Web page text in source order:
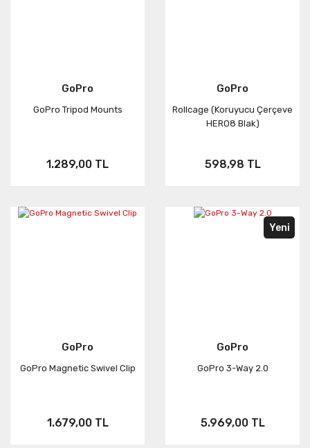
GoPro
GoPro Tripod Mounts
1.289,00 TL
GoPro
Rollcage (Koruyucu Çerçeve
HERO8 Blak)
598,98 TL
GoPro
GoPro Magnetic Swivel Clip
1.679,00 TL
Yeni
GoPro
GoPro 3-Way 2.0
5.969,00 TL